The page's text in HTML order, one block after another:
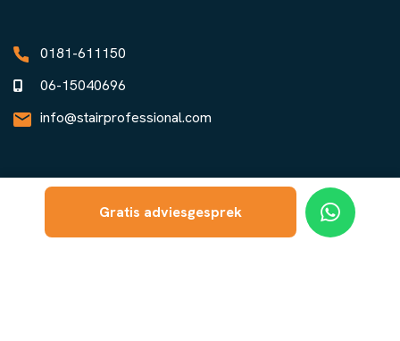
Gratis adviesgesprek
0181-611150
06-15040696
info@stairprofessional.com
Privacy Statement